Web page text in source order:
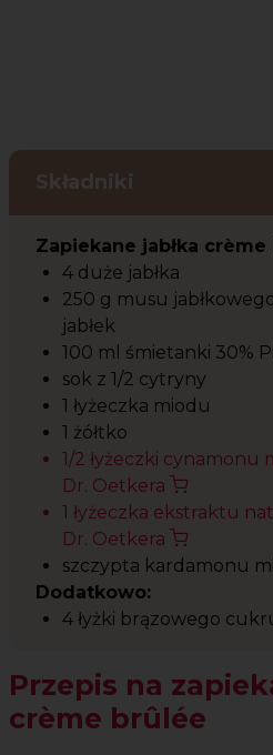
Składniki
Zapiekane jabłka crème
4 duże jabłka
250 g musu
jabłek
100 ml śmietanki 30%
sok z 1/2 cytryny
1 łyżeczka miodu
1 żółtko
1/2 łyżeczki cynamonu
Dr. Oetkera
1 łyżeczka ekstraktu
Dr. Oetkera
szczypta kardamonu
Dodatkowo:
4 łyżki brązowego
Przepis na
crème brûlée